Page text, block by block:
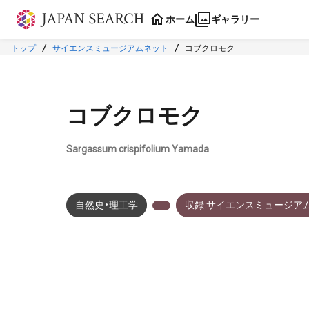
本文に飛ぶ
ホーム ギャラリー
トップ サイエンスミュージアムネット コブクロモク
コブクロモク
Sargassum crispifolium Yamada
自然史・理工学 収録:サイエンスミュージア